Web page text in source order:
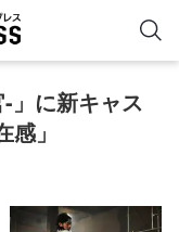
」に新キャス
」